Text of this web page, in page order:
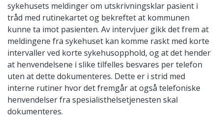
sykehusets meldinger om utskrivningsklar pasient i
tråd med rutinekartet og bekreftet at kommunen
kunne ta imot pasienten. Av intervjuer gikk det frem at
meldingene fra sykehuset kan komme raskt med korte
intervaller ved korte sykehusopphold, og at det hender
at henvendelsene i slike tilfelles besvares per telefon
uten at dette dokumenteres. Dette er i strid med
interne rutiner hvor det fremgår at også telefoniske
henvendelser fra spesialisthelsetjenesten skal
dokumenteres.